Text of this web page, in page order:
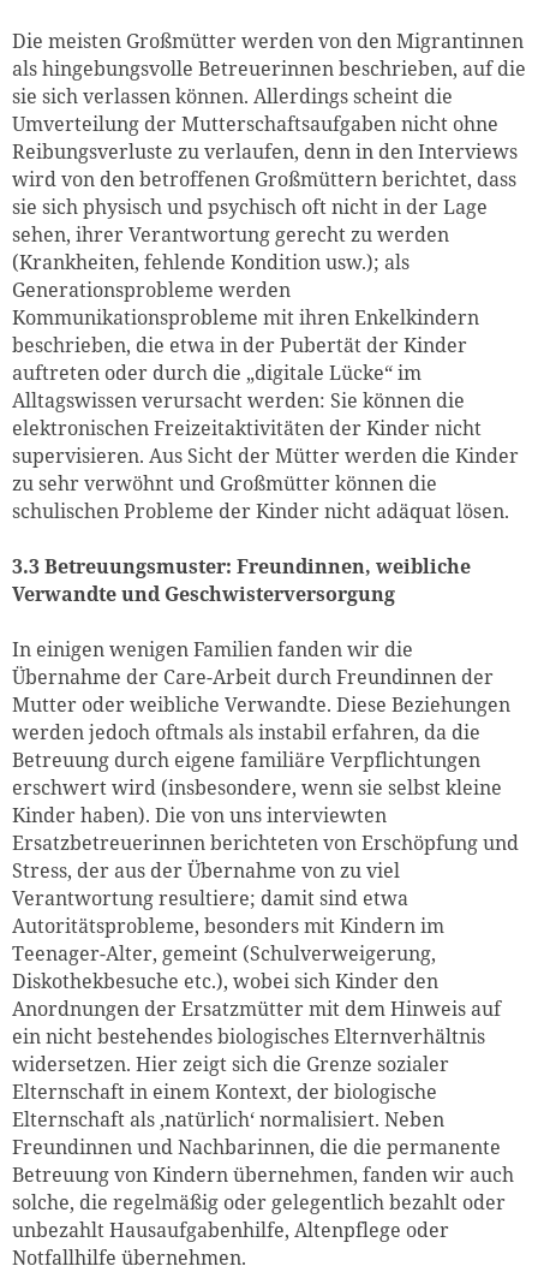
Die meisten Großmütter werden von den Migrantinnen
als hingebungsvolle Betreuerinnen beschrieben, auf die
sie sich verlassen können. Allerdings scheint die
Umverteilung der Mutterschaftsaufgaben nicht ohne
Reibungsverluste zu verlaufen, denn in den Interviews
wird von den betroffenen Großmüttern berichtet, dass
sie sich physisch und psychisch oft nicht in der Lage
sehen, ihrer Verantwortung gerecht zu werden
(Krankheiten, fehlende Kondition usw.); als
Generationsprobleme werden
Kommunikationsprobleme mit ihren Enkelkindern
beschrieben, die etwa in der Pubertät der Kinder
auftreten oder durch die „digitale Lücke“ im
Alltagswissen verursacht werden: Sie können die
elektronischen Freizeitaktivitäten der Kinder nicht
supervisieren. Aus Sicht der Mütter werden die Kinder
zu sehr verwöhnt und Großmütter können die
schulischen Probleme der Kinder nicht adäquat lösen.
3.3 Betreuungsmuster: Freundinnen, weibliche
Verwandte und Geschwisterversorgung
In einigen wenigen Familien fanden wir die
Übernahme der Care-Arbeit durch Freundinnen der
Mutter oder weibliche Verwandte. Diese Beziehungen
werden jedoch oftmals als instabil erfahren, da die
Betreuung durch eigene familiäre Verpflichtungen
erschwert wird (insbesondere, wenn sie selbst kleine
Kinder haben). Die von uns interviewten
Ersatzbetreuerinnen berichteten von Erschöpfung und
Stress, der aus der Übernahme von zu viel
Verantwortung resultiere; damit sind etwa
Autoritätsprobleme, besonders mit Kindern im
Teenager-Alter, gemeint (Schulverweigerung,
Diskothekbesuche etc.), wobei sich Kinder den
Anordnungen der Ersatzmütter mit dem Hinweis auf
ein nicht bestehendes biologisches Elternverhältnis
widersetzen. Hier zeigt sich die Grenze sozialer
Elternschaft in einem Kontext, der biologische
Elternschaft als ‚natürlich‘ normalisiert. Neben
Freundinnen und Nachbarinnen, die die permanente
Betreuung von Kindern übernehmen, fanden wir auch
solche, die regelmäßig oder gelegentlich bezahlt oder
unbezahlt Hausaufgabenhilfe, Altenpflege oder
Notfallhilfe übernehmen.